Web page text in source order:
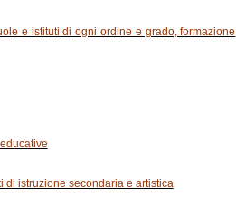
e istituti di ogni ordine e grado, formazione
di istruzione secondaria e artistica